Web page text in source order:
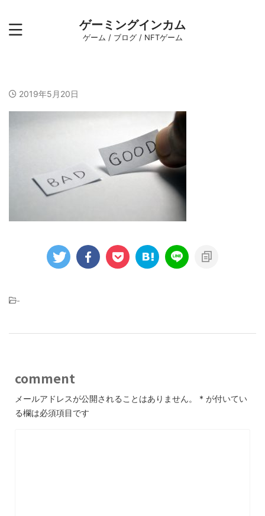
ゲーミングインカム
ゲーム / ブログ / NFTゲーム
2019年5月20日
-
comment
メールアドレスが公開されることはありません。 * が付いてい
る欄は必須項目です